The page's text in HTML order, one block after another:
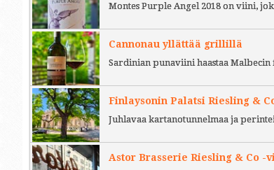
Montes Purple Angel 2018 on viini,
Cannonau yllättää grillillä
Sardinian punaviini haastaa
Finlaysonin Palatsi Riesling &
Juhlavaa kartanotunnelmaa ja
Astor Brasserie Riesling & Co -